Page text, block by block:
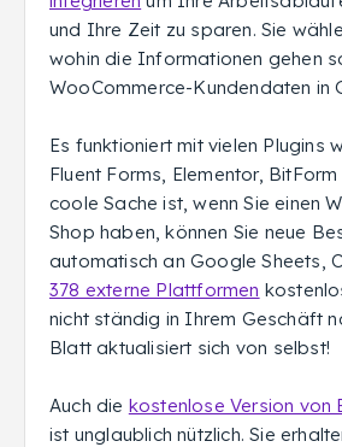
und Ihre Zeit zu sparen. Sie
wohin die Informationen gehen
WooCommerce-Kundendaten in
Es funktioniert mit vielen Plugins
Fluent Forms, Elementor, BitForm
coole Sache ist, wenn Sie einen
Shop haben, können Sie neue
automatisch an Google Sheets,
378 externe Plattformen
nicht ständig in Ihrem Geschäft
Blatt aktualisiert sich von selbst!
Auch die kostenlose Version von
ist unglaublich nützlich. Sie